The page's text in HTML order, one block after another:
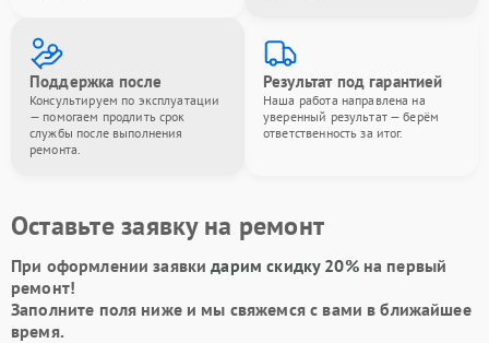
Поддержка после
Консультируем по эксплуатации
— помогаем продлить срок
службы после выполнения
ремонта.
Результат под гарантией
Наша работа направлена на
уверенный результат — берём
ответственность за итог.
Оставьте заявку на ремонт
При оформлении заявкидарим скидку 20%на первый
ремонт!
Заполните поля ниже и мы свяжемся с вами в ближайшее
время.